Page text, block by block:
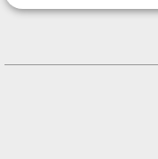
CONTACT
Contacter